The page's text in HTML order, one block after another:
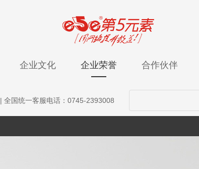
企业文化 企业荣誉 合作伙伴
| 全国统一客服电话：0745-2393008